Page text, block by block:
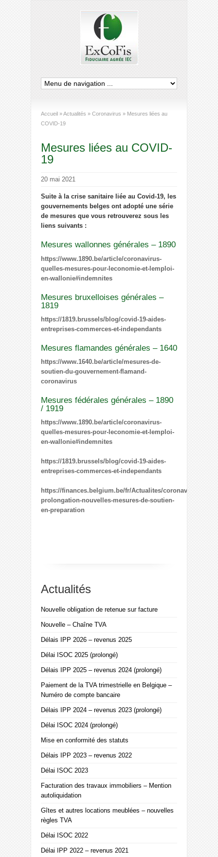
Accueil »Actualités » Coronavirus » Mesures liées au
COVID-19
Mesures liées au COVID-
19
20 mai 2021
Suite à la crise sanitaire liée au Covid-19, les
gouvernements belges ont adopté une série
de mesures que vous retrouverez sous les
liens suivants :
Mesures wallonnes générales – 1890
https://www.1890.be/article/coronavirus-
quelles-mesures-pour-leconomie-et-lemploi-
en-wallonie#indemnites
Mesures bruxelloises générales –
1819
https://1819.brussels/blog/covid-19-aides-
entreprises-commerces-et-independants
Mesures flamandes générales – 1640
https://www.1640.be/article/mesures-de-
soutien-du-gouvernement-flamand-
coronavirus
Mesures fédérales générales – 1890
/ 1919
https://www.1890.be/article/coronavirus-
quelles-mesures-pour-leconomie-et-lemploi-
en-wallonie#indemnites
https://1819.brussels/blog/covid-19-aides-
entreprises-commerces-et-independants
https://finances.belgium.be/fr/Actualites/coronavirus-
prolongation-nouvelles-mesures-de-soutien-
en-preparation
Actualités
Nouvelle obligation de retenue sur facture
Nouvelle – Chaîne TVA
Délais IPP 2026 – revenus 2025
Délai ISOC 2025 (prolongé)
Délais IPP 2025 – revenus 2024 (prolongé)
Paiement de la TVA trimestrielle en Belgique –
Numéro de compte bancaire
Délais IPP 2024 – revenus 2023 (prolongé)
Délai ISOC 2024 (prolongé)
Mise en conformité des statuts
Délais IPP 2023 – revenus 2022
Délai ISOC 2023
Facturation des travaux immobiliers – Mention
autoliquidation
Gîtes et autres locations meublées – nouvelles
règles TVA
Délai ISOC 2022
Délai IPP 2022 – revenus 2021